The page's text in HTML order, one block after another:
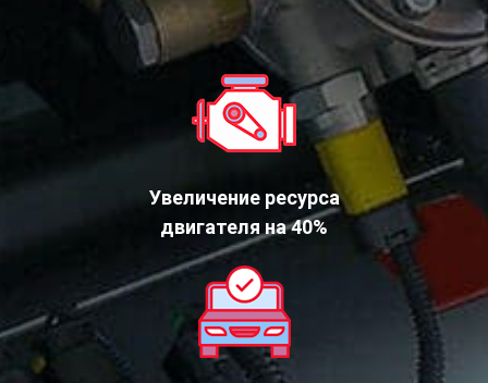
Увеличение ресурса
двигателя на 40%